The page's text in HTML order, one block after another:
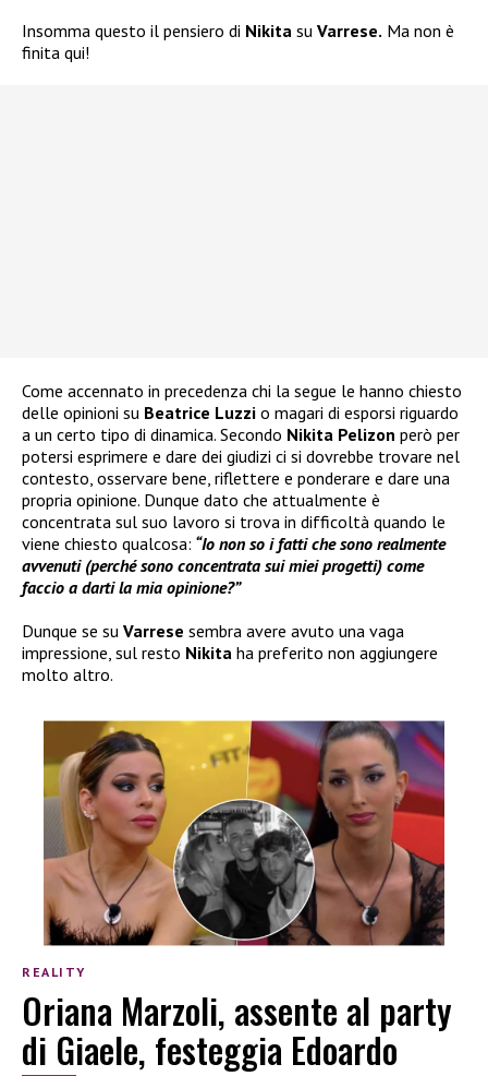
Insomma questo il pensiero di Nikita su Varrese. Ma non è
finita qui!
Come accennato in precedenza chi la segue le hanno chiesto
delle opinioni su Beatrice Luzzi o magari di esporsi riguardo
a un certo tipo di dinamica. Secondo Nikita Pelizon però per
potersi esprimere e dare dei giudizi ci si dovrebbe trovare nel
contesto, osservare bene, riflettere e ponderare e dare una
propria opinione. Dunque dato che attualmente è
concentrata sul suo lavoro si trova in difficoltà quando le
viene chiesto qualcosa: “Io non so i fatti che sono realmente
avvenuti (perché sono concentrata sui miei progetti) come
faccio a darti la mia opinione?”
Dunque se su Varrese sembra avere avuto una vaga
impressione, sul resto Nikita ha preferito non aggiungere
molto altro.
REALITY
Oriana Marzoli, assente al party
di Giaele, festeggia Edoardo